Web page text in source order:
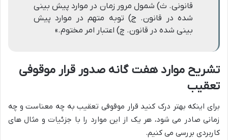
قانونی. ث) شمول مرور زمان در موارد پیش بینی
شده در قانون. ج) توبه متهم در موارد پیش
بینی شده در قانون. چ) اعتبار امر مختوم.»
تشریح موارد هفت گانه صدور قرار موقوفی
تعقیب
برای اینکه بهتر درک کنید قرار موقوفی تعقیب به چه معناست و چه
زمانی صادر می شود، هر یک از این موارد را با جزئیات و مثال های
کاربردی بررسی می کنیم.